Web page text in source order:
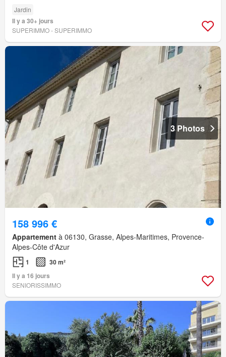
Jardin
Il y a 30+ jours
SUPERIMMO - SUPERIMMO
3 Photos
158 996 €
Appartement à 06130, Grasse, Alpes-Maritimes, Provence-
Alpes-Côte d'Azur
1
30 m²
Il y a 16 jours
SENIORISSIMMO